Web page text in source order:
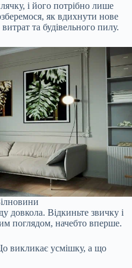
і його потрібно лише
як вдихнути нове
та будівельного пилу.
довкола. Відкиньте звичку і
поглядом, начебто вперше.
викликає усмішку, а що